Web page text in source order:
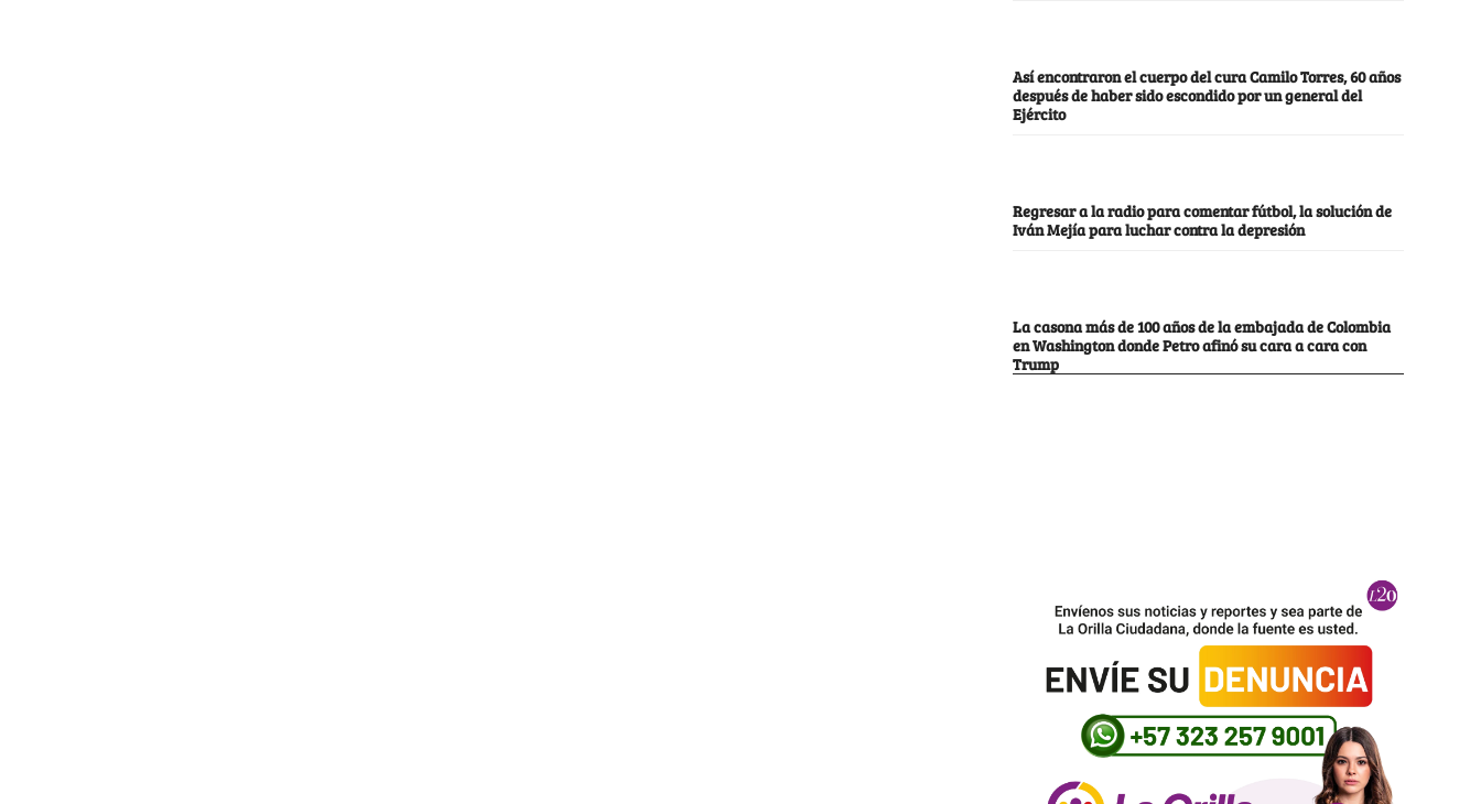
Así encontraron el cuerpo del cura Camilo Torres, 60 años
después de haber sido escondido por un general del
Ejército
Regresar a la radio para comentar fútbol, la solución de
Iván Mejía para luchar contra la depresión
La casona más de 100 años de la embajada de Colombia
en Washington donde Petro afinó su cara a cara con
Trump